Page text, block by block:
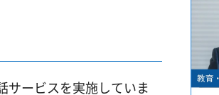
サービスを実施していま